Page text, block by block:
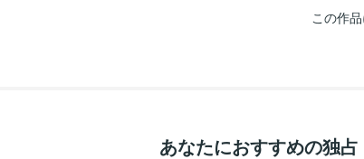
この作
あなたにおすすめの独